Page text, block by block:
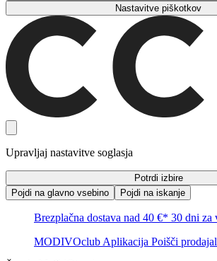
Nastavitve piškotkov
Upravljaj nastavitve soglasja
Potrdi izbire
Pojdi na glavno vsebino
Pojdi na iskanje
Brezplačna dostava nad 40 €* 30 dni za
MODIVOclub Aplikacija Poišči